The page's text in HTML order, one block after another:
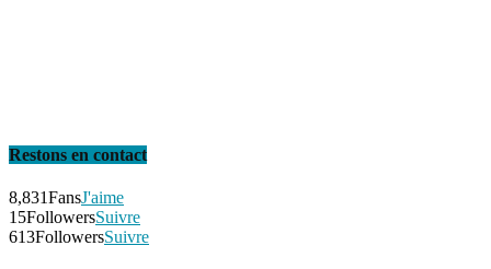
Restons en contact
8,831FansJ'aime
15FollowersSuivre
613FollowersSuivre